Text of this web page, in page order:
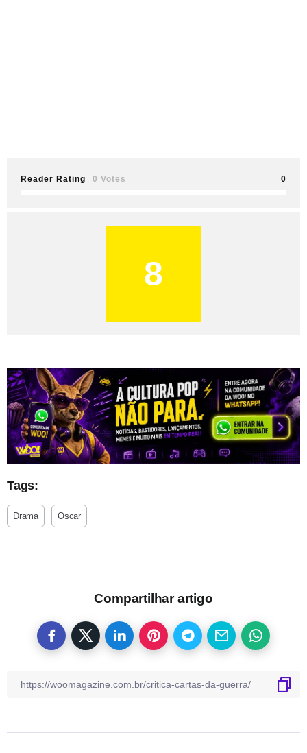
Reader Rating 0 Votes 0
8
Tags:
Drama Oscar
Compartilhar artigo